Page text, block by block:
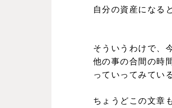
自分の資産になる
そういうわけで、
他の事の合間の時
っていってみている
ちょうどこの文章